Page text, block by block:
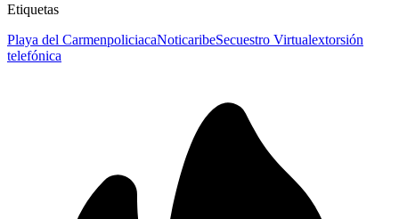
Etiquetas
Playa del CarmenpoliciacaNoticaribeSecuestro Virtualextorsión
telefónica